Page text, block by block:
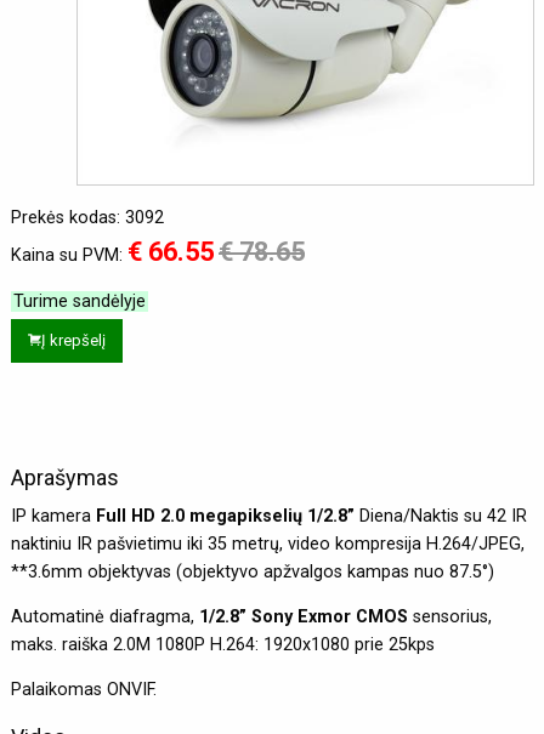
Prekės kodas: 3092
Kaina su PVM: € 66.55€ 78.65
Turime sandėlyje
Į krepšelį
Aprašymas
IP kamera Full HD 2.0 megapikselių 1/2.8” Diena/Naktis su 42 IR
naktiniu IR pašvietimu iki 35 metrų, video kompresija H.264/JPEG,
**3.6mm objektyvas (objektyvo apžvalgos kampas nuo 87.5°)
Automatinė diafragma, 1/2.8” Sony Exmor CMOS sensorius,
maks. raiška 2.0M 1080P H.264: 1920x1080 prie 25kps
Palaikomas ONVIF.